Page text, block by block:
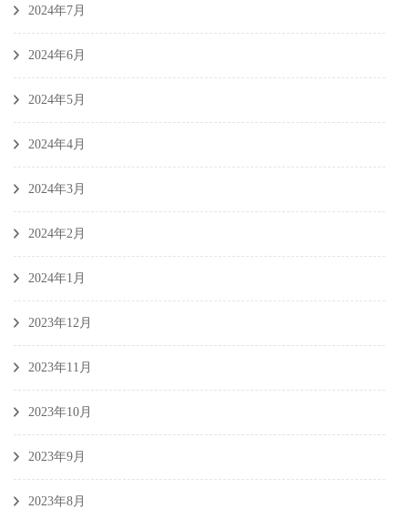
2024年7月
2024年6月
2024年5月
2024年4月
2024年3月
2024年2月
2024年1月
2023年12月
2023年11月
2023年10月
2023年9月
2023年8月